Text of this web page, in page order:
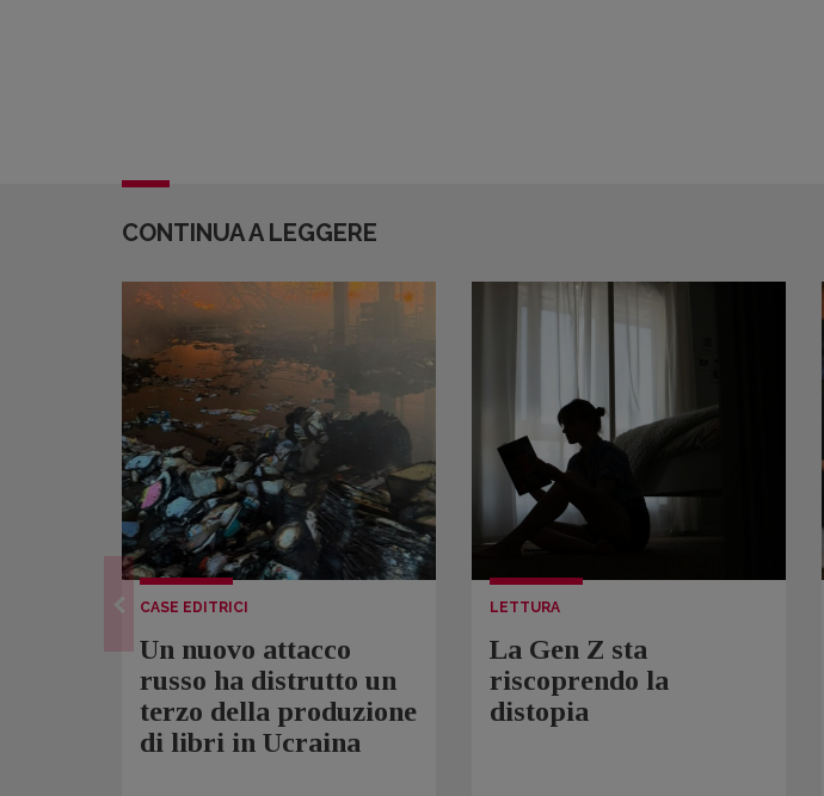
CONTINUA A LEGGERE
CASE EDITRICI
Un nuovo attacco
russo ha distrutto un
terzo della produzione
di libri in Ucraina
LETTURA
La Gen Z sta
riscoprendo la
distopia